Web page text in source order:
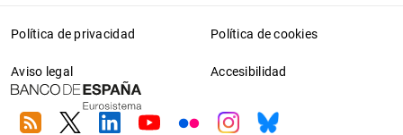
Política de privacidad Política de cookies
Aviso legal Accesibilidad
RSS TwitterLinkedin
YoutubeFlickrInstagram
Bluesky